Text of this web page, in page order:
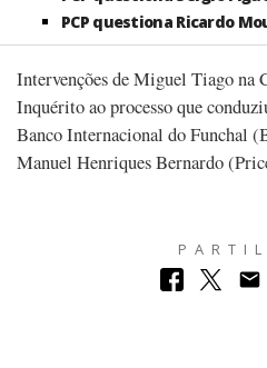
PCP questiona Ricardo
Intervenções de Miguel Tiago na
Inquérito ao processo que
Banco Internacional do Funchal
Manuel Henriques Bernardo